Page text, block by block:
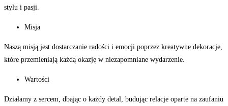
stylu i pasji.
Misja
Naszą misją jest dostarczanie radości i emocji poprzez kreatywne dekoracje,
które przemieniają każdą okazję w niezapomniane wydarzenie.
Wartości
Działamy z sercem, dbając o każdy detal, budując relacje oparte na zaufaniu